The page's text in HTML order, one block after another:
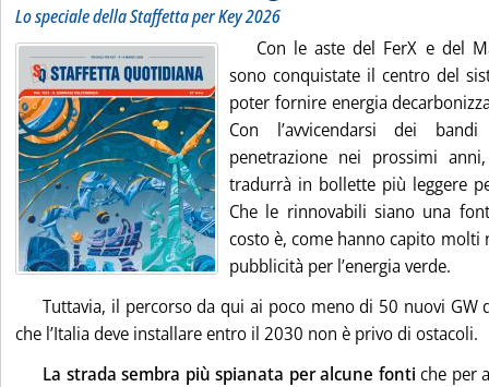
Lo speciale della Staffetta per Key 2026
Con le aste del FerX e del
sono conquistate il centro del
poter fornire energia
Con l’avvicendarsi dei
penetrazione nei prossimi
tradurrà in bollette più leggere
Che le rinnovabili siano una
costo è, come hanno capito molti
pubblicità per l’energia verde.
Tuttavia, il percorso da qui ai poco meno di 50 nuovi GW
che l’Italia deve installare entro il 2030 non è privo di ostacoli.
La strada sembra più spianata per alcune fonti che per